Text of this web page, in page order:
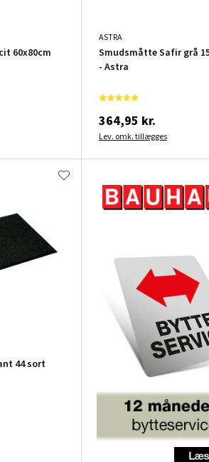
60x80cm
ASTRA
Smudsmåtte Safir grå
- Astra
364,95 kr.
Lev. omk. tillægges
44 sort